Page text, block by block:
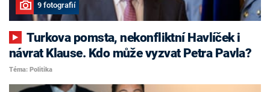
9 fotografií
Turkova pomsta, nekonfliktní Havlíček i
návrat Klause. Kdo může vyzvat Petra Pavla?
Téma: Politika